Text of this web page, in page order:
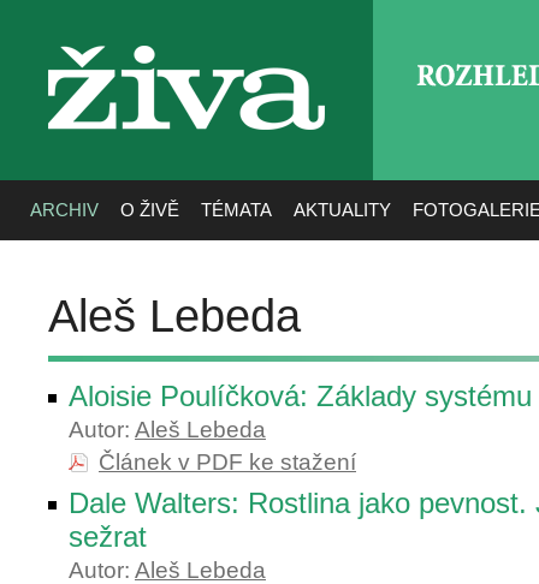
živa
ARCHIV O ŽIVĚ TÉMATA AKTUALITY
Aleš Lebeda
Aloisie Poulíčková: Základy
Autor: Aleš Lebeda
Článek v PDF ke stažení
Dale Walters: Rostlina jako pevnost.
sežrat
Autor: Aleš Lebeda